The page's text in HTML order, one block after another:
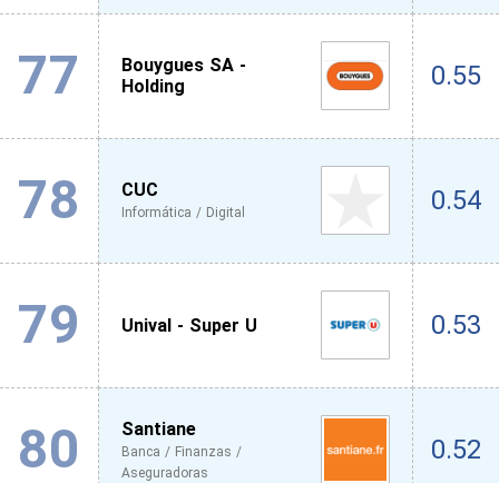
77
Bouygues SA -
Holding
0.55
78 CUC
Informática / Digital 0.54
79 Unival - Super U 0.53
80 Santiane
Banca / Finanzas /
Aseguradoras
0.52